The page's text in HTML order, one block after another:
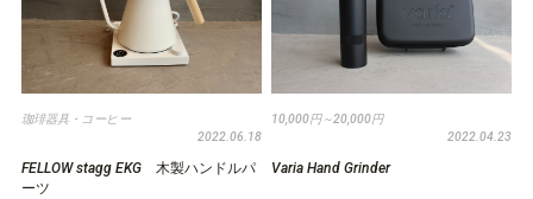
珈琲器具・コーヒー
2022.06.18
FELLOW stagg EKG 木製ハンドルパ
ーツ
10,000円～20,000円
2022.04.23
Varia Hand Grinder